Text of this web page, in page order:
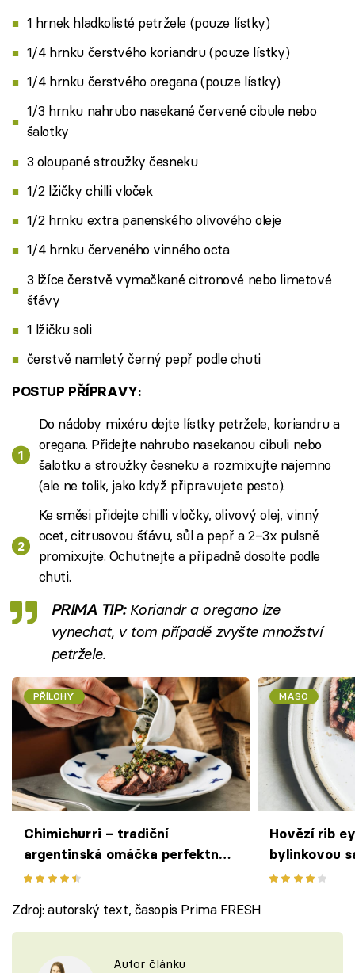
1 hrnek hladkolisté petržele (pouze lístky)
1/4 hrnku čerstvého koriandru (pouze lístky)
1/4 hrnku čerstvého oregana (pouze lístky)
1/3 hrnku nahrubo nasekané červené cibule nebo
šalotky
3 oloupané stroužky česneku
1/2 lžičky chilli vloček
1/2 hrnku extra panenského olivového oleje
1/4 hrnku červeného vinného octa
3 lžíce čerstvě vymačkané citronové nebo limetové
šťávy
1 lžičku soli
čerstvě namletý černý pepř podle chuti
POSTUP PŘÍPRAVY:
Do nádoby mixéru dejte lístky petržele, koriandru a
oregana. Přidejte nahrubo nasekanou cibuli nebo
šalotku a stroužky česneku a rozmixujte najemno
(ale ne tolik, jako když připravujete pesto).
Ke směsi přidejte chilli vločky, olivový olej, vinný
ocet, citrusovou šťávu, sůl a pepř a 2–3x pulsně
promixujte. Ochutnejte a případně dosolte podle
chuti.
PRIMA TIP:Koriandr a oregano lze
vynechat, v tom případě zvyšte množství
petržele.
PŘÍLOHY
Chimichurri – tradiční
argentinská omáčka perfektně
doladí steaky z grilu
MASO
Hovězí rib
bylinkovou
uzeným
Zdroj: autorský text, časopis Prima FRESH
Autor článku